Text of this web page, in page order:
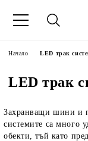
Начало LED трак
LED трак
Захранващи шини и
системите са много
обекти, тъй като